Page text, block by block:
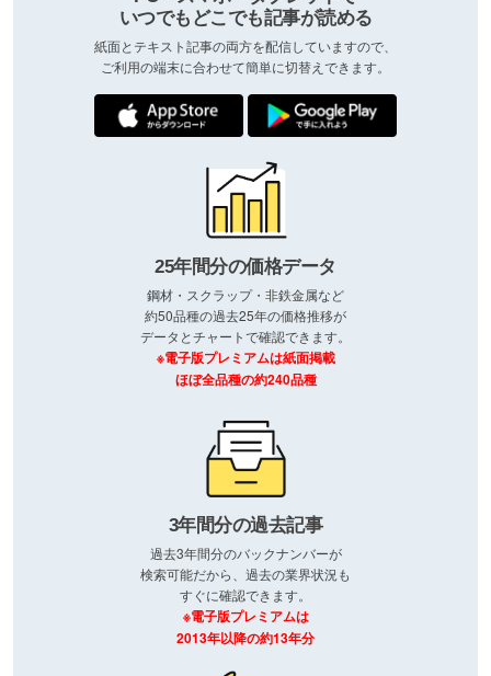
いつでもどこでも記事が読める
紙面とテキスト記事の両方を配信していますので、
ご利用の端末に合わせて簡単に切替えできます。
25年間分の価格データ
鋼材・スクラップ・非鉄金属など
約50品種の過去25年の価格推移が
データとチャートで確認できます。
※電子版プレミアムは紙面掲載
ほぼ全品種の約240品種
3年間分の過去記事
過去3年間分のバックナンバーが
検索可能だから、過去の業界状況も
すぐに確認できます。
※電子版プレミアムは
2013年以降の約13年分